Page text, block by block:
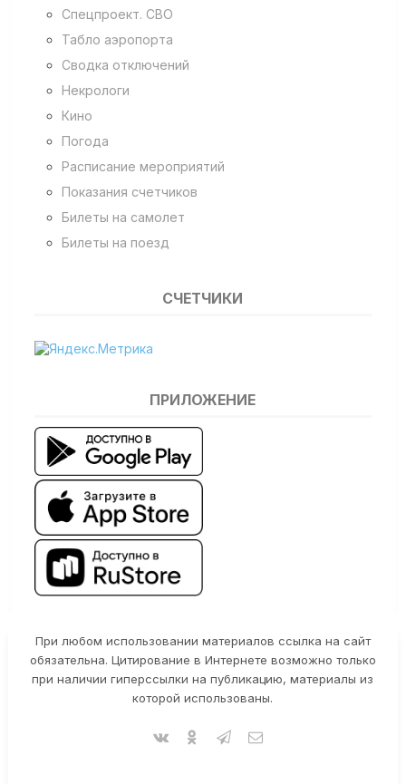
Спецпроект. СВО
Табло аэропорта
Сводка отключений
Некрологи
Кино
Погода
Расписание мероприятий
Показания счетчиков
Билеты на самолет
Билеты на поезд
СЧЕТЧИКИ
ПРИЛОЖЕНИЕ
При любом использовании материалов ссылка на сайт
обязательна. Цитирование в Интернете возможно только
при наличии гиперссылки на публикацию, материалы из
которой использованы.